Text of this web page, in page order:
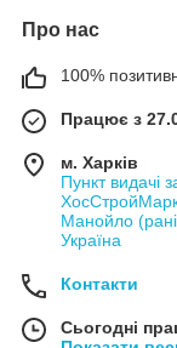
Про нас
100%
Працює з
м. Харків
Пункт видачі
Манойло
Україна
Контакти
Сьогодні